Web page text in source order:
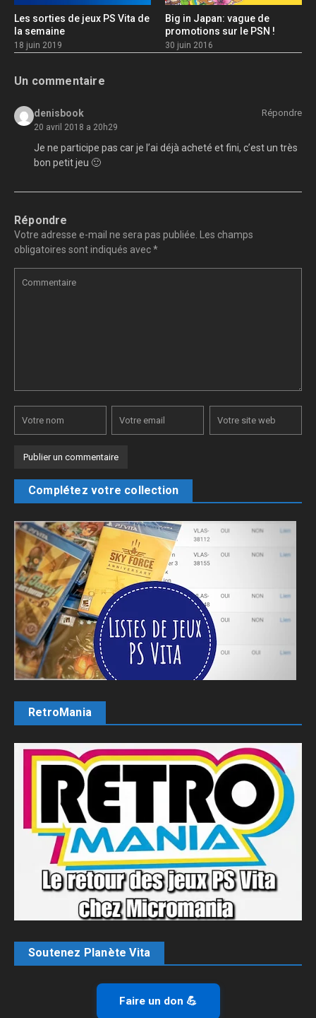
Les sorties de jeux PS Vita de
la semaine
18 juin 2019
Big in Japan: vague de
promotions sur le PSN !
30 juin 2016
Un commentaire
denisbook
20 avril 2018 a 20h29
Répondre
Je ne participe pas car je l’ai déjà acheté et fini, c’est un très
bon petit jeu 🙂
Répondre
Votre adresse e-mail ne sera pas publiée. Les champs
obligatoires sont indiqués avec*
Complétez votre collection
RetroMania
Soutenez Planète Vita
Faire un don 💪